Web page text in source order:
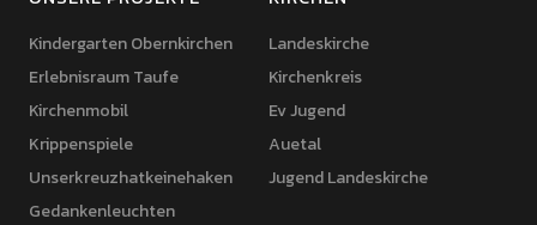
Kindergarten Obernkirchen
Erlebnisraum Taufe
Kirchenmobil
Krippenspiele
Unserkreuzhatkeinehaken
Gedankenleuchten
Landeskirche
Kirchenkreis
Ev Jugend
Auetal
Jugend Landeskirche